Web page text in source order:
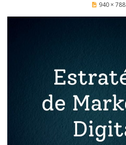
940 × 788